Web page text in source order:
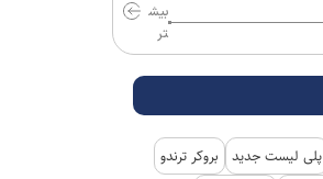
بیش
تر
پلی لیست جدید بروکر ترندو